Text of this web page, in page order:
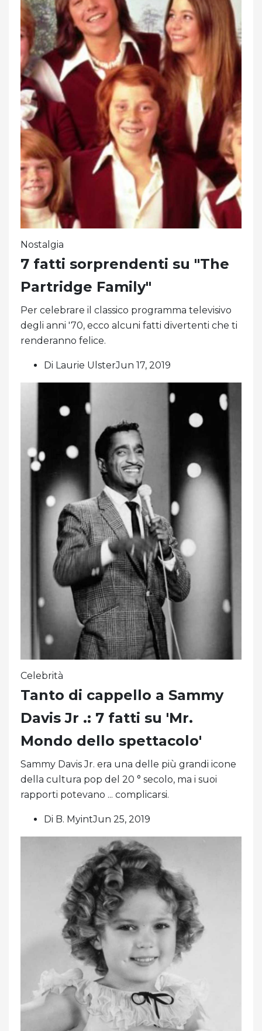
Nostalgia
7 fatti sorprendenti su "The
Partridge Family"
Per celebrare il classico programma televisivo
degli anni '70, ecco alcuni fatti divertenti che ti
renderanno felice.
Di Laurie UlsterJun 17, 2019
Celebrità
Tanto di cappello a Sammy
Davis Jr .: 7 fatti su 'Mr.
Mondo dello spettacolo'
Sammy Davis Jr. era una delle più grandi icone
della cultura pop del 20 ° secolo, ma i suoi
rapporti potevano ... complicarsi.
Di B. MyintJun 25, 2019